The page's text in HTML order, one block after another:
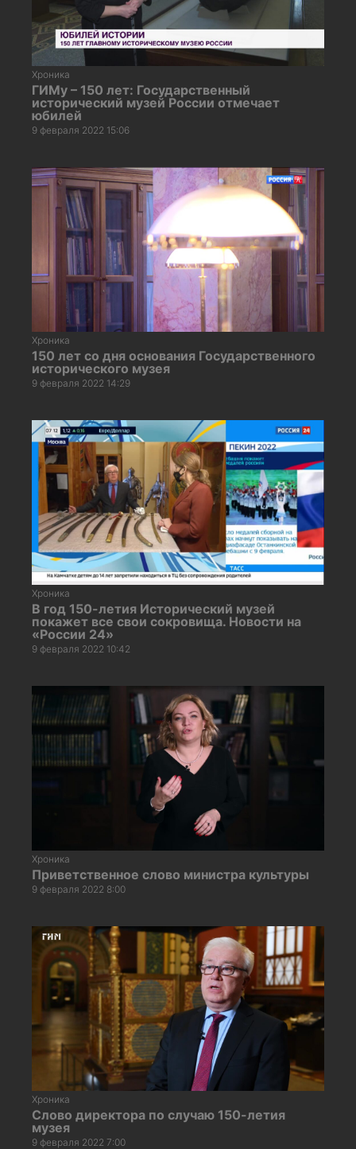
Хроника
ГИМу – 150 лет: Государственный
исторический музей России отмечает
юбилей
9 февраля 2022 15:06
Хроника
150 лет со дня основания Государственного
исторического музея
9 февраля 2022 14:29
Хроника
В год 150-летия Исторический музей
покажет все свои сокровища. Новости на
«России 24»
9 февраля 2022 10:42
Хроника
Приветственное слово министра культуры
9 февраля 2022 8:00
Хроника
Слово директора по случаю 150-летия
музея
9 февраля 2022 7:00